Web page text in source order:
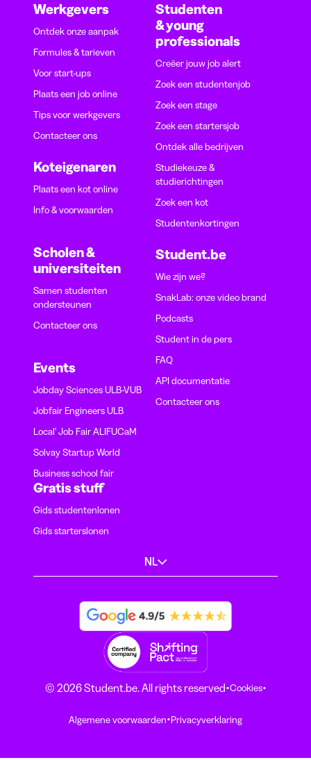
Werkgevers
Ontdek onze aanpak
Formules & tarieven
Voor start-ups
Plaats een job online
Tips voor werkgevers
Contacteer ons
Koteigenaren
Plaats een kot online
Info & voorwaarden
Scholen &
universiteiten
Samen studenten
ondersteunen
Contacteer ons
Events
Jobday Sciences ULB-VUB
Jobfair Engineers ULB
Local' Job Fair ALIFUCaM
Solvay Startup World
Business school fair
Studenten
& young
professionals
Creëer jouw job alert
Zoek een studentenjob
Zoek een stage
Zoek een startersjob
Ontdek alle bedrijven
Studiekeuze &
studierichtingen
Zoek een kot
Studentenkortingen
Student.be
Wie zijn we?
SnakLab: onze video brand
Podcasts
Student in de pers
FAQ
API documentatie
Contacteer ons
Gratis stuff
Gids studentenlonen
Gids starterslonen
NL
© 2026 Student.be. All rights reserved·Cookies·
Algemene voorwaarden·Privacyverklaring